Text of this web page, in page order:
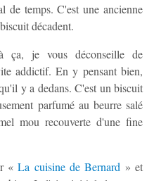
de temps. C'est une ancienne
décadent.
ça, je vous déconseille de
addictif. En y pensant bien,
y a dedans. C'est un biscuit
parfumé au beurre salé
mou recouverte d'une fine
«La cuisine de Bernard » et